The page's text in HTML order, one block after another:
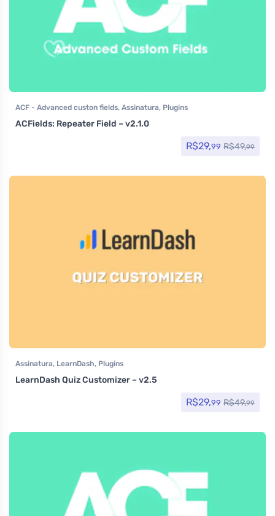
ACF - Advanced custon fields, Assinatura, Plugins
ACFields: Repeater Field – v2.1.0
R$29,99 R$49,99
Assinatura, LearnDash, Plugins
LearnDash Quiz Customizer – v2.5
R$29,99 R$49,99